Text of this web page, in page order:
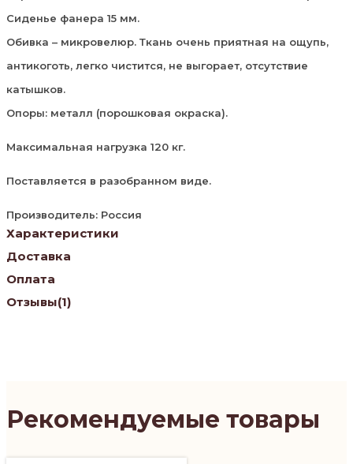
Сиденье фанера 15 мм.
Обивка – микровелюр. Ткань очень приятная на ощупь,
антикоготь, легко чистится, не выгорает, отсутствие
катышков.
Опоры: металл (порошковая окраска).
Максимальная нагрузка 120 кг.
Поставляется в разобранном виде.
Производитель: Россия
Характеристики
Доставка
Оплата
Отзывы(1)
Рекомендуемые товары